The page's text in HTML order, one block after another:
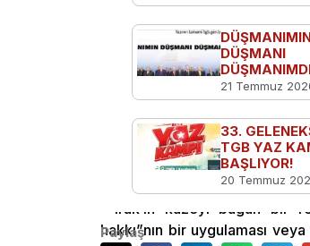
Irak’ın kuzeyi bugün bir
hakkı”nın bir uygulaması
DÜŞMANI
21 Temmuz
33.
TGB YAZ
BAŞLIYOR!
20 Temmuz
Paylaş